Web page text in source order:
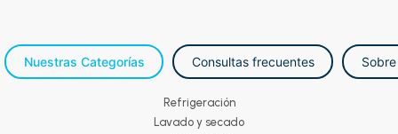
Nuestras Categorías Consultas frecuentes
Refrigeración
Lavado y secado